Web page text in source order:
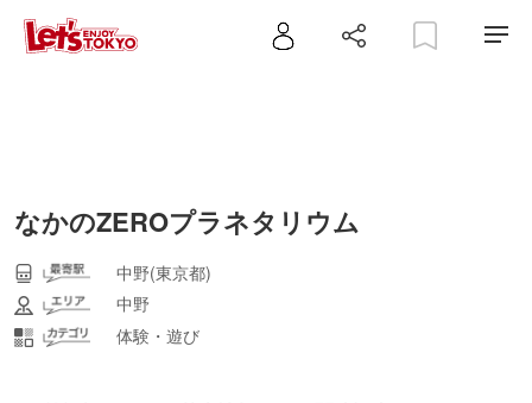
なかのZEROプラネタリウム
中野(東京都)
中野
体験・遊び